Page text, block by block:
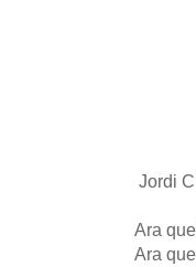
Jordi
Ara
Ara